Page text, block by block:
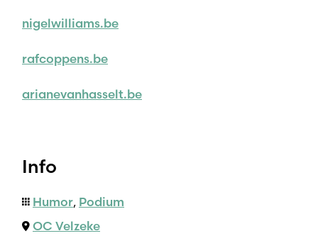
nigelwilliams.be
rafcoppens.be
arianevanhasselt.be
Info
Humor, Podium
OC Velzeke